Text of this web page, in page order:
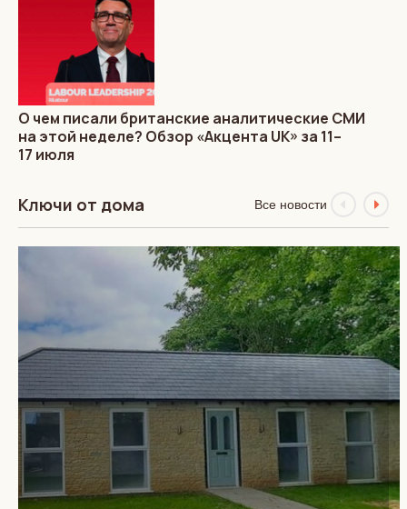
О чем писали британские аналитические СМИ
на этой неделе? Обзор «Акцента UK» за 11–
17 июля
Ключи от дома Все новости